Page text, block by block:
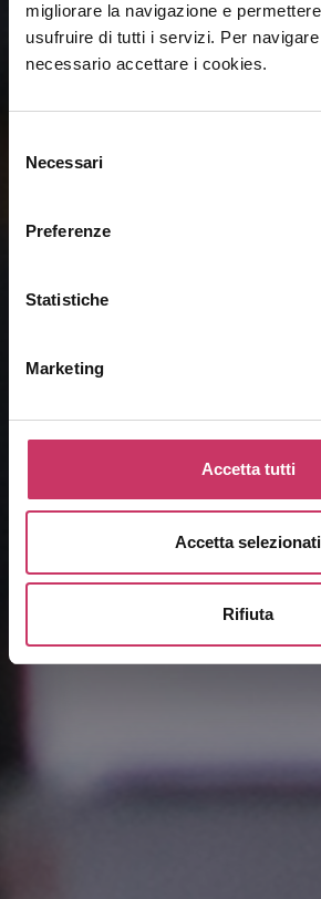
migliorare la navigazione e
usufruire di tutti i servizi. Per
necessario accettare i cookies.
delNecessari
Preferenze
Statistiche
Marketing
Accetta tutti
Accetta selezionati
Rifiuta
La
ditalento